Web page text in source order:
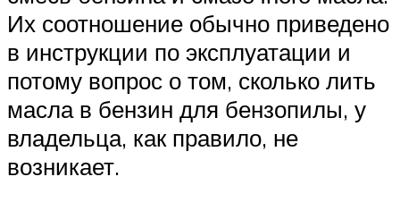
Их соотношение обычно приведено
в инструкции по эксплуатации и
потому вопрос о том, сколько лить
масла в бензин для бензопилы, у
владельца, как правило, не
возникает.